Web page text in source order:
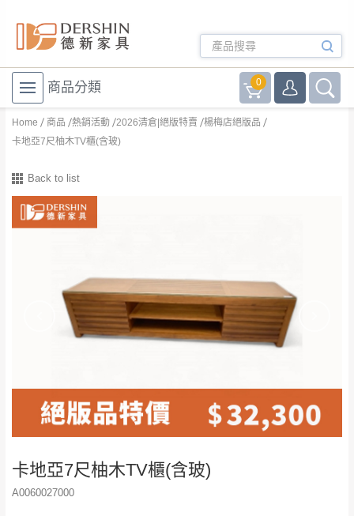
商品分類 0
Home 商品 熱銷活動 2026清倉|絕版特賣
楊梅店絕版品
卡地亞7尺柚木TV櫃(含玻)
Back to list
卡地亞7尺柚木TV櫃(含玻)
A0060027000